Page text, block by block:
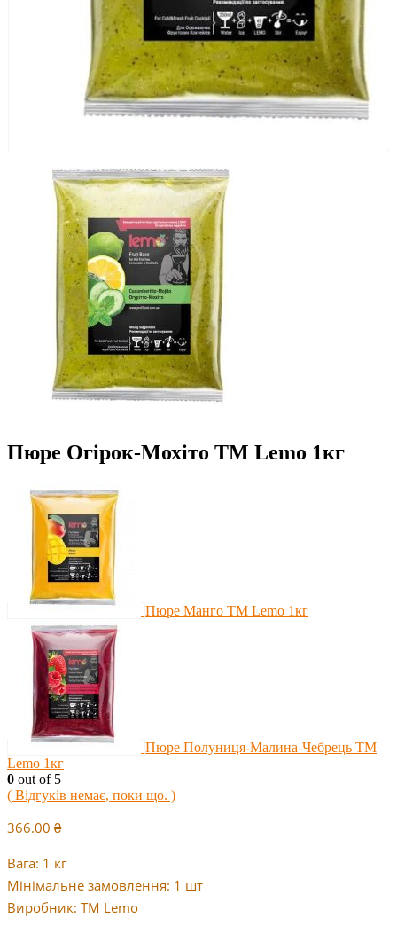
Пюре Огірок-Мохіто ТМ Lemo 1кг
Пюре Манго ТМ Lemo 1кг
Пюре Полуниця-Малина-Чебрець ТМ
Lemo 1кг
0 out of 5
( Відгуків немає, поки що. )
366.00 ₴
Вага: 1 кг
Мінімальне замовлення: 1 шт
Виробник: ТМ Lemo